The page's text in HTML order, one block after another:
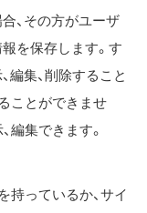
、その方がユーザ
を保存します。す
編集、削除すること
ことができませ
編集できます。
持っているか、サイ